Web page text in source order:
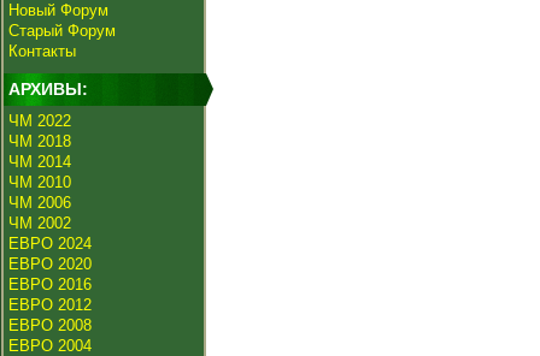
Новый Форум
Старый Форум
Контакты
АРХИВЫ:
ЧМ 2022
ЧМ 2018
ЧМ 2014
ЧМ 2010
ЧМ 2006
ЧМ 2002
ЕВРО 2024
ЕВРО 2020
ЕВРО 2016
ЕВРО 2012
ЕВРО 2008
ЕВРО 2004